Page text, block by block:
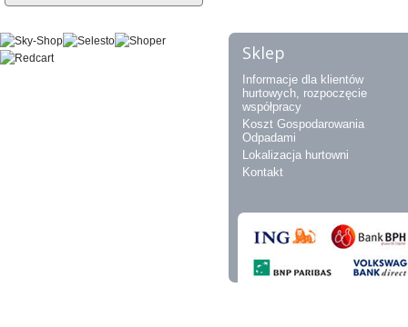
Sklep
Informacje dla klientów
hurtowych, rozpoczęcie
współpracy
Koszt Gospodarowania
Odpadami
Lokalizacja hurtowni
Kontakt